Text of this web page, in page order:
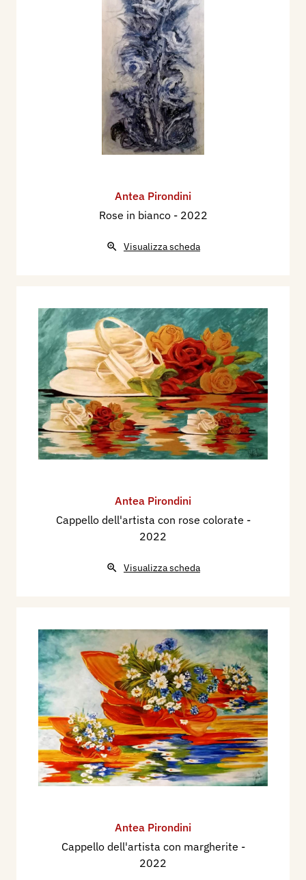
Antea Pirondini
Rose in bianco - 2022
Visualizza scheda
Antea Pirondini
Cappello dell'artista con rose colorate -
2022
Visualizza scheda
Antea Pirondini
Cappello dell'artista con margherite -
2022